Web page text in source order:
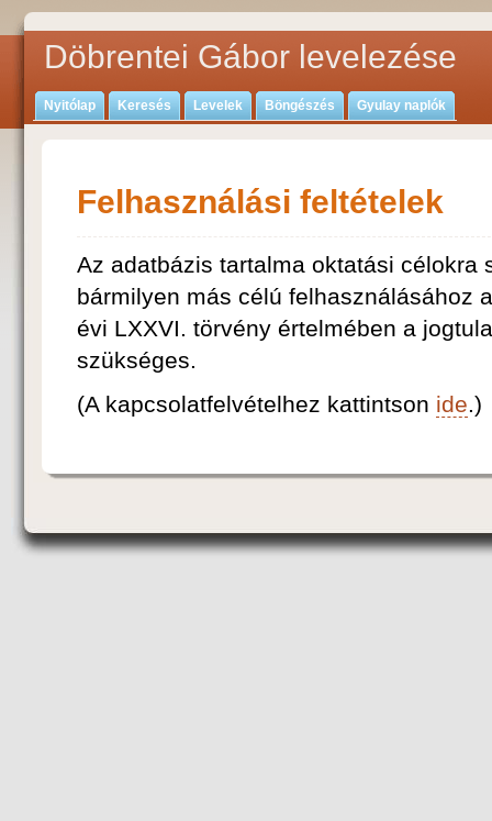
Döbrentei Gábor levelezése
Nyitólap Keresés Levelek Böngészés Gyulay naplók
Felhasználási feltételek
Az adatbázis tartalma oktatási célokra
bármilyen más célú felhasználásához
évi LXXVI. törvény értelmében a
szükséges.
(A kapcsolatfelvételhez kattintson ide .)